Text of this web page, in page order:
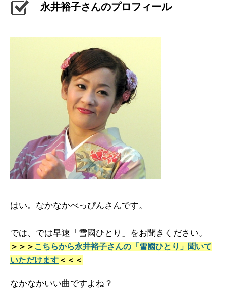
永井裕子さんのプロフィール
はい。なかなかべっぴんさんです。
では、では早速「雪國ひとり」をお聞きください。
＞＞＞ こちらから永井裕子さんの「雪國ひとり」聞いて
いただけます ＜＜＜
なかなかいい曲ですよね？